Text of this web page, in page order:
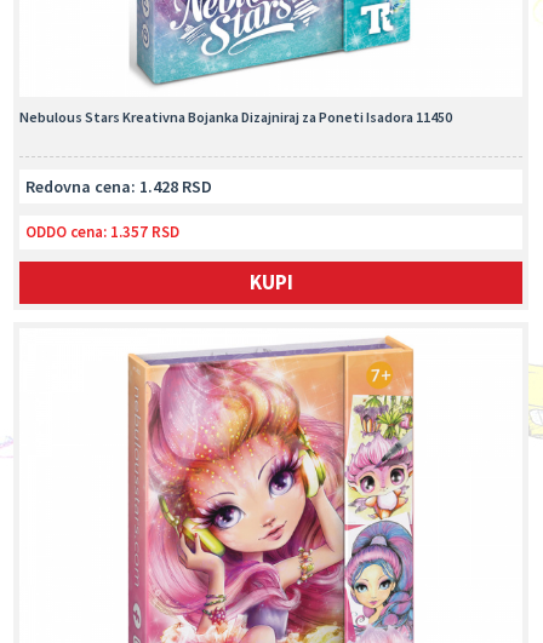
Nebulous Stars Kreativna Bojanka Dizajniraj za Poneti Isadora 11450
Redovna cena: 1.428 RSD
ODDO cena: 1.357 RSD
KUPI